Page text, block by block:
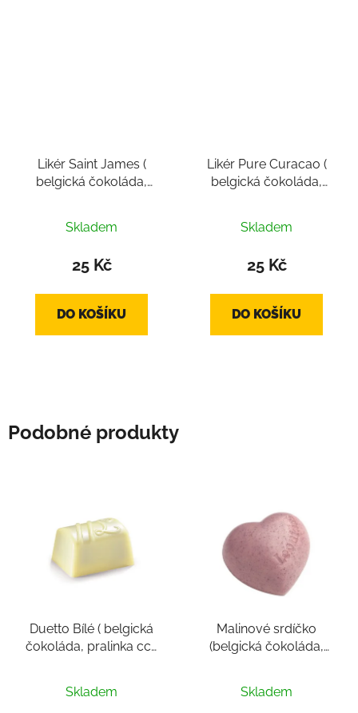
Likér Saint James (
belgická čokoláda,
Skladem
25 Kč
DO KOŠÍKU
Likér Pure Curacao (
belgická čokoláda,
Skladem
25 Kč
DO KOŠÍKU
Podobné produkty
Duetto Bílé ( belgická
čokoláda, pralinka cca
Skladem
Malinové srdíčko
(belgická čokoláda,
Skladem